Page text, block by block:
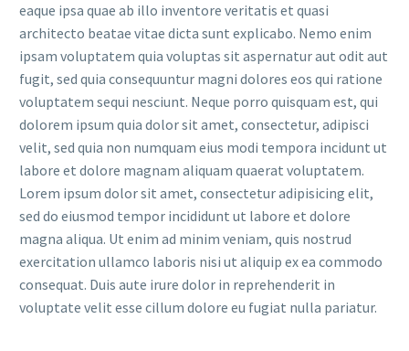
eaque ipsa quae ab illo inventore veritatis et quasi
architecto beatae vitae dicta sunt explicabo. Nemo enim
ipsam voluptatem quia voluptas sit aspernatur aut odit aut
fugit, sed quia consequuntur magni dolores eos qui ratione
voluptatem sequi nesciunt. Neque porro quisquam est, qui
dolorem ipsum quia dolor sit amet, consectetur, adipisci
velit, sed quia non numquam eius modi tempora incidunt ut
labore et dolore magnam aliquam quaerat voluptatem.
Lorem ipsum dolor sit amet, consectetur adipisicing elit,
sed do eiusmod tempor incididunt ut labore et dolore
magna aliqua. Ut enim ad minim veniam, quis nostrud
exercitation ullamco laboris nisi ut aliquip ex ea commodo
consequat. Duis aute irure dolor in reprehenderit in
voluptate velit esse cillum dolore eu fugiat nulla pariatur.